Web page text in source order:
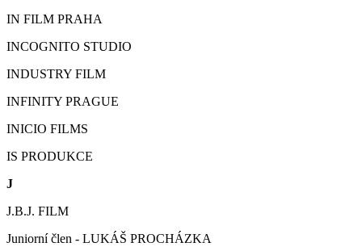
IN FILM PRAHA
INCOGNITO STUDIO
INDUSTRY FILM
INFINITY PRAGUE
INICIO FILMS
IS PRODUKCE
J
J.B.J. FILM
Juniorní člen - LUKÁŠ PROCHÁZKA